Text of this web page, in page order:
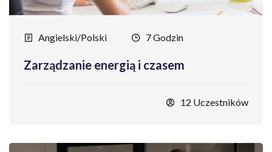
Angielski/Polski 7 Godzin
Zarządzanie energią i czasem
12 Uczestników